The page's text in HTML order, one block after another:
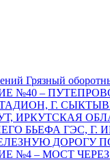
Грязный
№40 –
Г.
ИРКУТСКАЯ
БЬЕФА ГЭС, Г.
ДОРОГУ
№4 – МОСТ